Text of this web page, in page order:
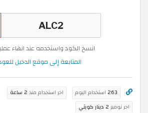
انسخ الكود واستخدمه عند انهاء
المتابعة إلى موقع الدخيل
263 استخدام اليوم اخر استخدام منذ 2 ساعة
اخر توفير 2 دينار كويتي